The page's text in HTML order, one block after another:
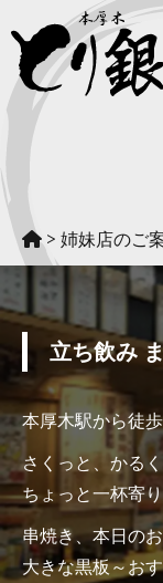
> 姉妹店のご
立ち飲み
本厚木駅から徒
さくっと、かるく
ちょっと一杯寄
串焼き、本日の
大きな黒板～お